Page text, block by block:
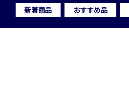
新着商品 おすすめ品